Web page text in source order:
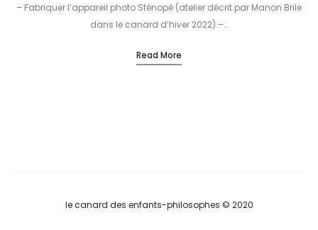
– Fabriquer l’appareil photo Sténopé (atelier décrit par Manon Brile
dans le canard d’hiver 2022).–…
Read More
le canard des enfants-philosophes © 2020